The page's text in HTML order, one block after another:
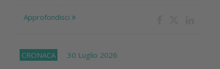
Approfondisci
CRONACA 30 Luglio 2026